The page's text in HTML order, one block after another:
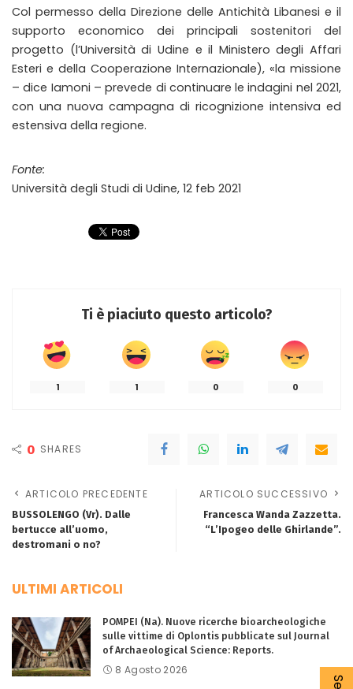
Col permesso della Direzione delle Antichità Libanesi e il
supporto economico dei principali sostenitori del
progetto (l’Università di Udine e il Ministero degli Affari
Esteri e della Cooperazione Internazionale), «la missione
– dice Iamoni – prevede di continuare le indagini nel 2021,
con una nuova campagna di ricognizione intensiva ed
estensiva della regione.
Fonte:
Università degli Studi di Udine, 12 feb 2021
Ti è piaciuto questo articolo?
1 1 0 0
0 SHARES
ARTICOLO PRECEDENTE
BUSSOLENGO (Vr). Dalle
bertucce all’uomo,
destromani o no?
ARTICOLO SUCCESSIVO
Francesca Wanda Zazzetta.
“L’Ipogeo delle Ghirlande”.
ULTIMI ARTICOLI
POMPEI (Na). Nuove ricerche bioarcheologiche
sulle vittime di Oplontis pubblicate sul Journal
of Archaeological Science: Reports.
8 Agosto 2026